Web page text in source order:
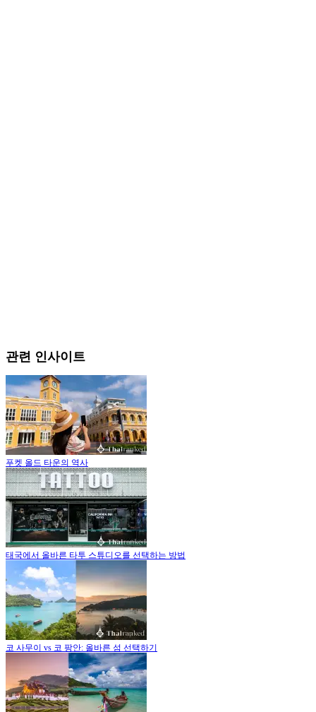
관련 인사이트
푸켓 올드 타운의 역사
태국에서 올바른 타투 스튜디오를 선택하는 방법
코 사무이 vs 코 팡안: 올바른 섬 선택하기